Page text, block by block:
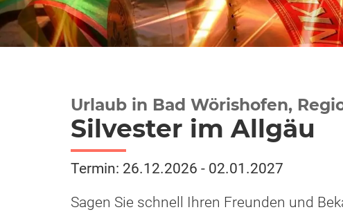
Urlaub in Bad Wörishofen,
Silvester im Allgäu
Termin: 26.12.2026 - 02.01.2027
Sagen Sie schnell Ihren Freunden und